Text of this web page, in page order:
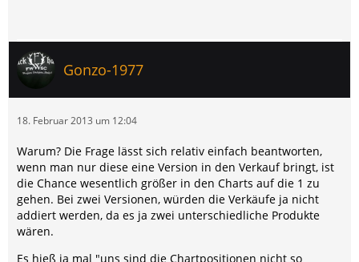
Gonzo-1977
18. Februar 2013 um 12:04
Warum? Die Frage lässt sich relativ einfach beantworten,
wenn man nur diese eine Version in den Verkauf bringt, ist
die Chance wesentlich größer in den Charts auf die 1 zu
gehen. Bei zwei Versionen, würden die Verkäufe ja nicht
addiert werden, da es ja zwei unterschiedliche Produkte
wären.
Es hieß ja mal "uns sind die Chartpositionen nicht so